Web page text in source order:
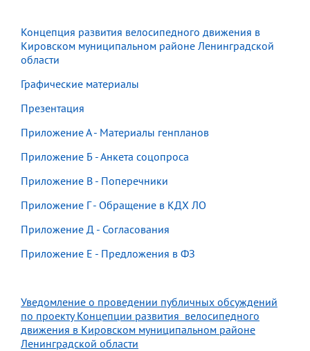
Концепция развития велосипедного движения в
Кировском муниципальном районе Ленинградской
области
Графические материалы
Презентация
Приложение А - Материалы генпланов
Приложение Б - Анкета соцопроса
Приложение В - Поперечники
Приложение Г - Обращение в КДХ ЛО
Приложение Д - Согласования
Приложение Е - Предложения в ФЗ
Уведомление о проведении публичных обсуждений
по проекту Концепции развития велосипедного
движения в Кировском муниципальном районе
Ленинградской области